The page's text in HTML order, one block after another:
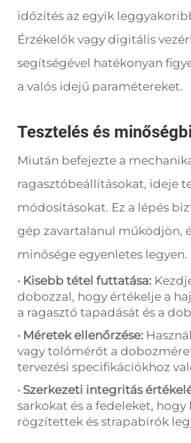
időzítés az egyik
Érzékelők vagy digitális
segítségével hatékonyan
a valós idejű paramétereket.
Tesztelés és
Miután befejezte a
ragasztóbeállításokat, ideje
módosításokat. Ez a lépés
gép zavartalanul működjön,
minősége egyenletes legyen.
· Kisebb tétel futtatása:
dobozzal, hogy értékelje a
a ragasztó tapadását és a
· Méretek ellenőrzése:
vagy tolómérőt a
tervezési specifikációkhoz
· Szerkezeti integritás
sarkokat és a fedeleket, hogy
rögzítettek és strapabírók